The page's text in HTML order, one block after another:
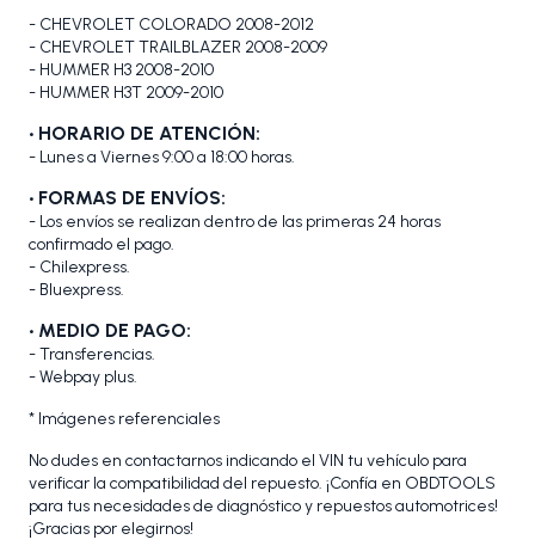
- CHEVROLET COLORADO 2008-2012
- CHEVROLET TRAILBLAZER 2008-2009
- HUMMER H3 2008-2010
- HUMMER H3T 2009-2010
• HORARIO DE ATENCIÓN:
- Lunes a Viernes 9:00 a 18:00 horas.
• FORMAS DE ENVÍOS:
- Los envíos se realizan dentro de las primeras 24 horas
confirmado el pago.
- Chilexpress.
- Bluexpress.
• MEDIO DE PAGO:
- Transferencias.
- Webpay plus.
* Imágenes referenciales
No dudes en contactarnos indicando el VIN tu vehículo para
verificar la compatibilidad del repuesto. ¡Confía en OBDTOOLS
para tus necesidades de diagnóstico y repuestos automotrices!
¡Gracias por elegirnos!